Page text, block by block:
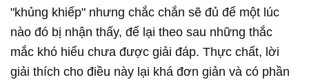
"khủng khiếp" nhưng chắc chắn sẽ đủ để một lúc
nào đó bị nhận thấy, để lại theo sau những thắc
mắc khó hiểu chưa được giải đáp. Thực chất, lời
giải thích cho điều này lại khá đơn giản và có phần